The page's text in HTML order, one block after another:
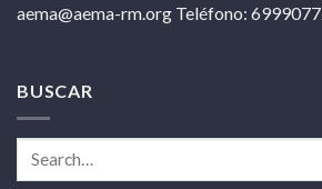
aema@aema-rm.org Teléfono:
BUSCAR